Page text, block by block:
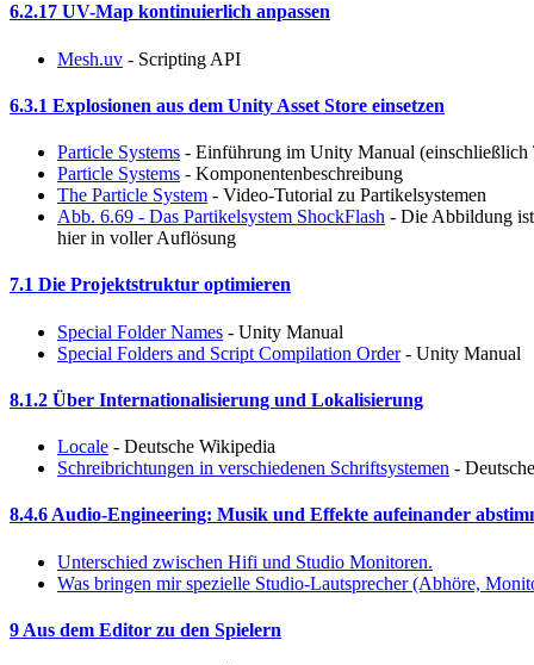
6.2.17 UV-Map kontinuierlich anpassen
Mesh.uv - Scripting API
6.3.1 Explosionen aus dem Unity Asset Store einsetzen
Particle Systems - Einführung im Unity Manual (einschließlich
Particle Systems - Komponentenbeschreibung
The Particle System - Video-Tutorial zu Partikelsystemen
Abb. 6.69 - Das Partikelsystem ShockFlash - Die Abbildung
hier in voller Auflösung
7.1 Die Projektstruktur optimieren
Special Folder Names - Unity Manual
Special Folders and Script Compilation Order- Unity Manual
8.1.2 Über Internationalisierung und Lokalisierung
Locale - Deutsche Wikipedia
Schreibrichtungen in verschiedenen Schriftsystemen -
8.4.6 Audio-Engineering: Musik und Effekte aufeinander
Unterschied zwischen Hifi und Studio Monitoren.
Was bringen mir spezielle Studio-Lautsprecher (Abhöre,
9 Aus dem Editor zu den Spielern